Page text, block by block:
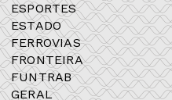
ESPORTES
ESTADO
FERROVIAS
FRONTEIRA
FUNTRAB
GERAL